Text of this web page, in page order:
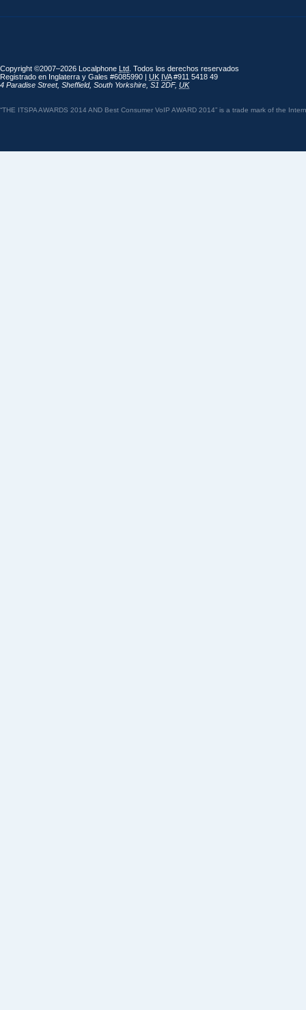
Copyright ©2007–2026 Localphone Ltd . Todos los derechos reservados
Registrado en Inglaterra y Gales #6085990 | UK IVA#911 5418 49
4 Paradise Street, Sheffield, South Yorkshire S1 2DF, UK
“THE ITSPA AWARDS 2014 AND Best Consumer VoIP AWARD 2014” is a trade mark of the